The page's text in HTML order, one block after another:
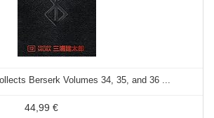
Berserk Volumes 34, 35, and 36 ...
44,99 €